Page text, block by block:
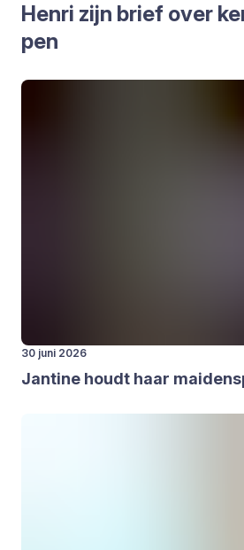
Hen­ri zijn brief over
pen
30 juni 2026
Jan­ti­ne houdt haar